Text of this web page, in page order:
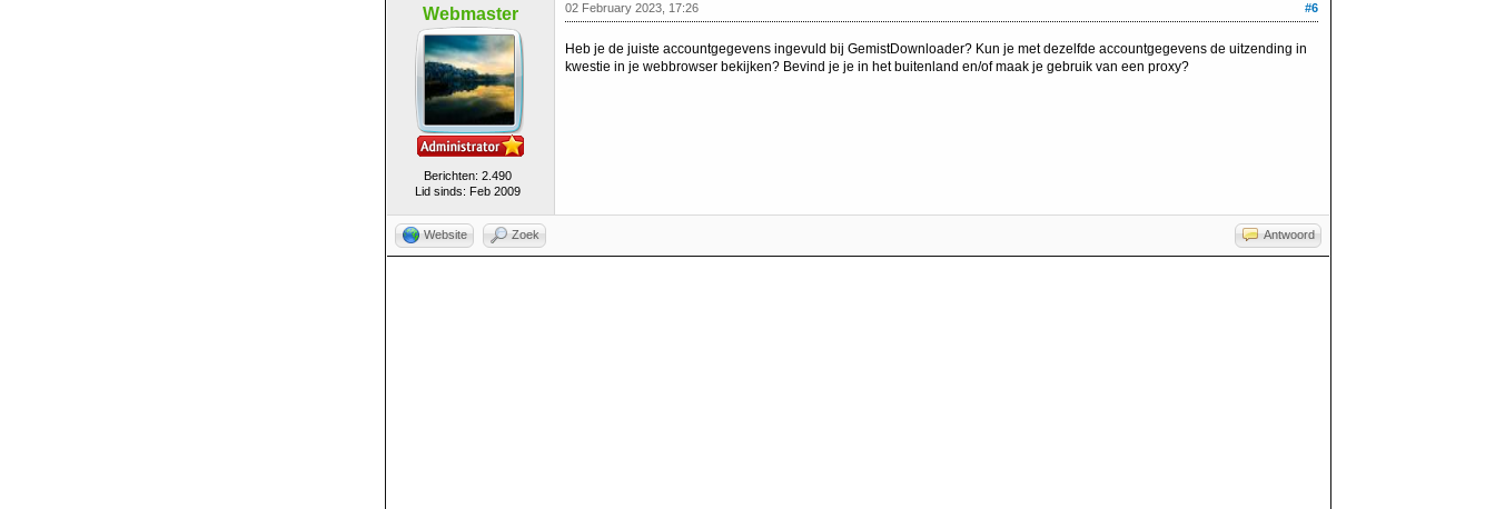
Webmaster
Berichten: 2.490
Lid sinds: Feb 2009
#6
02 February 2023, 17:26
Heb je de juiste accountgegevens ingevuld bij GemistDownloader? Kun je met dezelfde accountgegevens de uitzending in
kwestie in je webbrowser bekijken? Bevind je je in het buitenland en/of maak je gebruik van een proxy?
Website Zoek Antwoord